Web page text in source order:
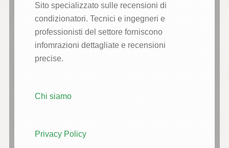
Sito specializzato sulle recensioni di
condizionatori. Tecnici e ingegneri e
professionisti del settore forniscono
infomrazioni dettagliate e recensioni
precise.
Chi siamo
Privacy Policy